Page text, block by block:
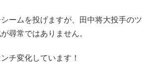
ームを投げますが、田中将大投手のツ
尋常ではありません。
チ変化しています！